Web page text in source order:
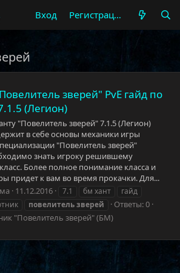
Вход Регистрация
зверей" PvE гайд по
(Легион)
"Повелитель зверей" 7.1.5 (Легион)
в себе основы механики игры
"Повелитель зверей"
знать игроку решившему
Более полное понимание класса и
придет к вам во время прокачки. Для...
11.12.2016 7.1 бм хант
гайд
повелительзверей
Ответы: 0
"Повелитель зверей" (БМ)